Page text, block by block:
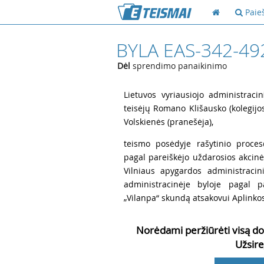
BYLA EAS-342-
Dėl sprendimo panaikinimo
Lietuvos vyriausiojo
teisėjų Romano Klišausko
Volskienės (pranešėja),
teismo posėdyje rašytinio
pagal pareiškėjo uždarosios
Vilniaus apygardos
administracinėje byloje pagal
„Vilanpa“ skundą atsakovui
Norėdami peržiūrėti visą